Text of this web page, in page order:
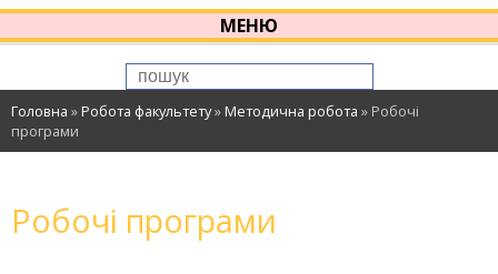
МЕНЮ
Головна »Робота факультету»Методична робота » Робочі
програми
Робочі програми